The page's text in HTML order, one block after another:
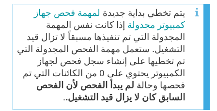
يتم تخطي بداية جديدة لمهمة فحص جهاز
كمبيوتر مجدولة إذا كانت نفس المهمة
المجدولة التي تم تنفيذها مسبقاً لا تزال قيد
التشغيل. ستعمل مهمة الفحص المجدولة التي
تم تخطيها على إنشاء سجل فحص لجهاز
الكمبيوتر يحتوي على 0 من الكائنات التي تم
فحصها وحالة لم يبدأ الفحص لأن الفحص
السابق كان لا يزال قيد التشغيل..